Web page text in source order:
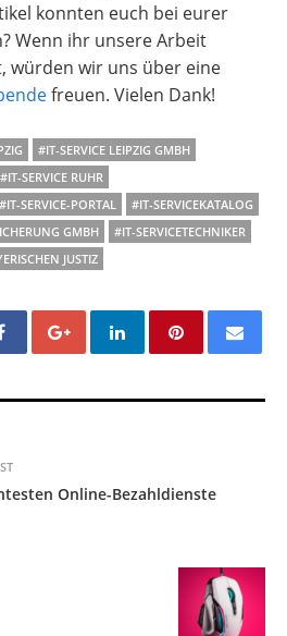
konnten euch bei eurer
Wenn ihr unsere Arbeit
würden wir uns über eine
freuen. Vielen Dank!
#IT-SERVICE LEIPZIG GMBH
#IT-SERVICE RUHR
#IT-SERVICE-PORTAL
#IT-SERVICEKATALOG
GMBH
#IT-SERVICETECHNIKER
JUSTIZ
Online-Bezahldienste